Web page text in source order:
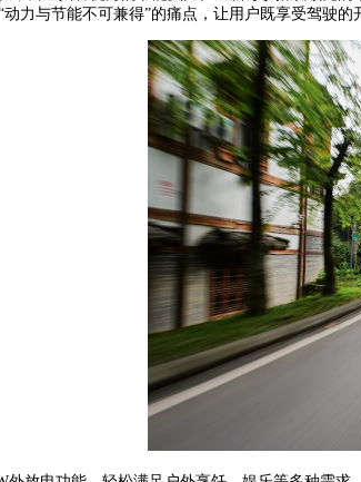
力与节能不可兼得”的痛点，让用户既享受驾驶的